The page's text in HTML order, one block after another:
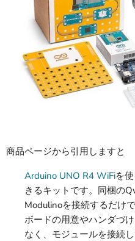
商品ページから引用しますと
Arduino UNO R4 WiFiを
きるキットです。同梱の
Modulinoを接続するだけ
ボードの用意やハンダづ
なく、モジュールを接続